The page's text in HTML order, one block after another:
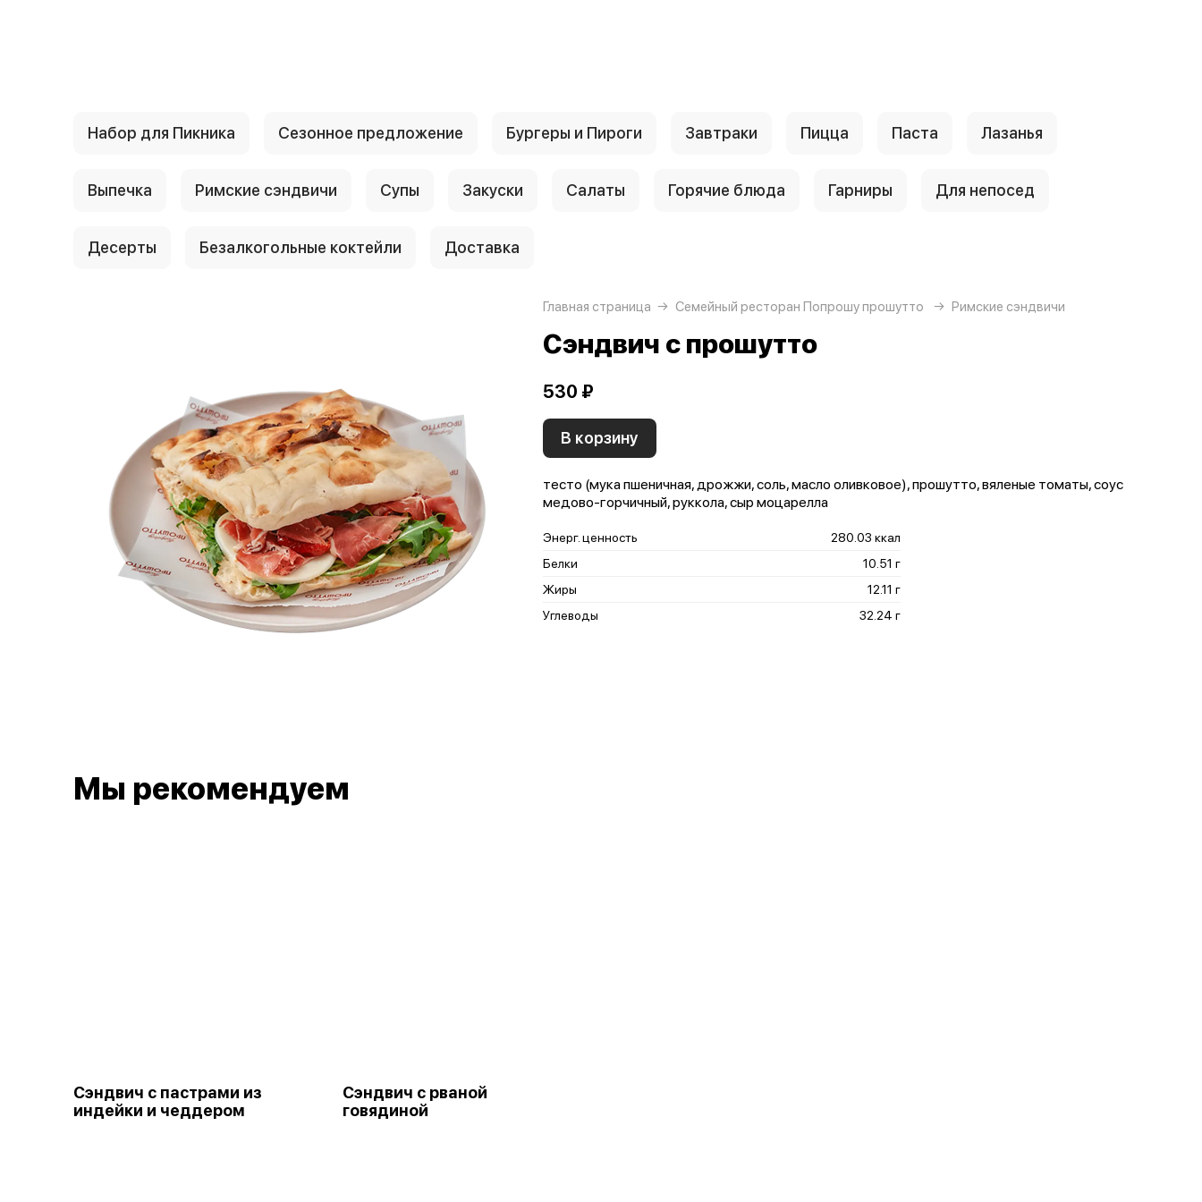
Набор для Пикника Сезонное предложение Бургеры и Пироги Завтраки Пицца Паста Лазанья
Выпечка Римские сэндвичи Супы Закуски Салаты Горячие блюда Гарниры Для непосед
Десерты Безалкогольные коктейли Доставка
Главная страница Семейный ресторан Попрошу прошутто Римские сэндвичи
Сэндвич с прошутто
530 ₽
В корзину
тесто (мука пшеничная, дрожжи, соль, масло оливковое), прошутто, вяленые томаты, соус
медово-горчичный, руккола, сыр моцарелла
Энерг. ценность
280.03 ккал
Белки
10.51 г
Жиры
12.11 г
Углеводы
32.24 г
Мы рекомендуем
Сэндвич с пастрами из
индейки и чеддером
Сэндвич с рваной
говядиной